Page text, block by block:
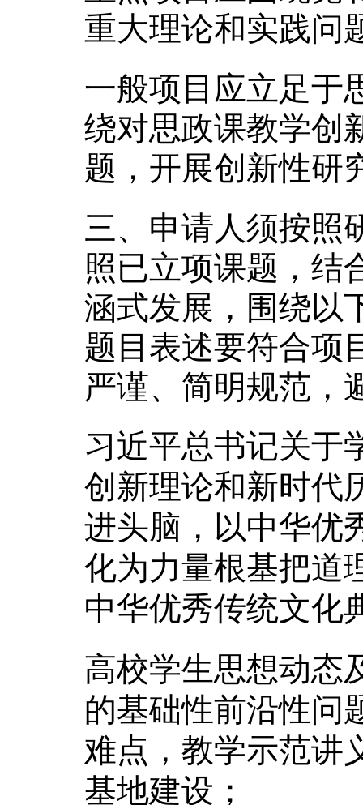
重大理论和实践问
一般项目应立足于
绕对思政课教学创
题，开展创新性研
三、申请人须按照
照已立项课题，结
涵式发展，围绕以
题目表述要符合项
严谨、简明规范，
习近平总书记关于
创新理论和新时代
进头脑，以中华优
化为力量根基把道
中华优秀传统文化
高校学生思想动态
的基础性前沿性问
难点，教学示范讲
基地建设；